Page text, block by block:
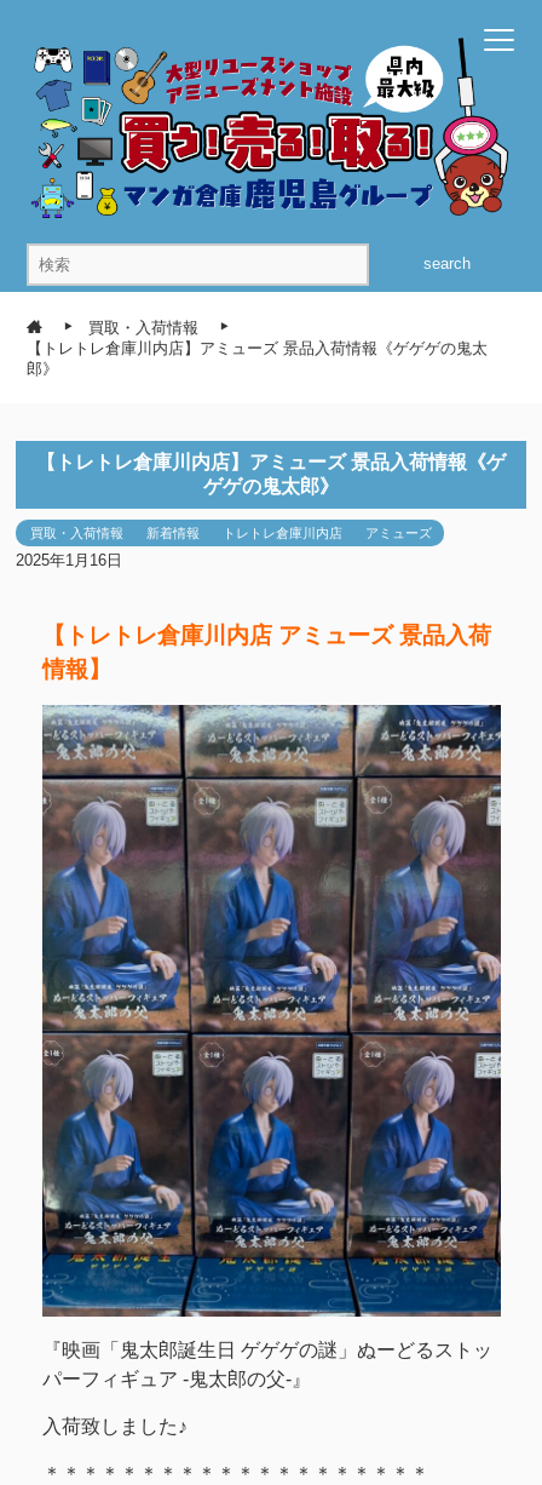
search
買取・入荷情報
【トレトレ倉庫川内店】アミューズ 景品入荷情報《ゲゲゲの鬼太
郎》
【トレトレ倉庫川内店】アミューズ 景品入荷情報《ゲ
ゲゲの鬼太郎》
買取・入荷情報 新着情報 トレトレ倉庫川内店 アミューズ
2025年1月16日
【トレトレ倉庫川内店 アミューズ 景品入荷
情報】
『映画「鬼太郎誕生日 ゲゲゲの謎」ぬーどるストッ
パーフィギュア -鬼太郎の父-』
入荷致しました♪
＊＊＊＊＊＊＊＊＊＊＊＊＊＊＊＊＊＊＊＊